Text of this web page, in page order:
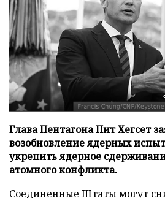
Глава Пентагона Пит Хегсет
возобновление ядерных
укрепить ядерное
атомного конфликта.
Соединенные Штаты могут